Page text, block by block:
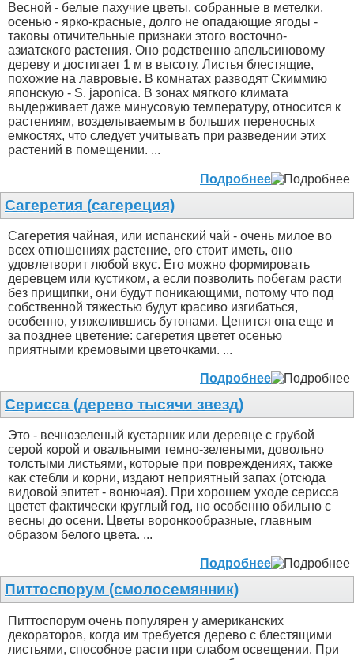
Весной - белые пахучие цветы, собранные в метелки,
осенью - ярко-красные, долго не опадающие ягоды -
таковы отичительные признаки этого восточно-
азиатского растения. Оно родственно апельсиновому
дереву и достигает 1 м в высоту. Листья блестящие,
похожие на лавровые. В комнатах разводят Скиммию
японскую - S. japonica. В зонах мягкого климата
выдерживает даже минусовую температуру, относится к
растениям, возделываемым в больших переносных
емкостях, что следует учитывать при разведении этих
растений в помещении. ...
Подробнее
Сагеретия (сагереция)
Сагеретия чайная, или испанский чай - очень милое во
всех отношениях растение, его стоит иметь, оно
удовлетворит любой вкус. Его можно формировать
деревцем или кустиком, а если позволить побегам расти
без прищипки, они будут поникающими, потому что под
собственной тяжестью будут красиво изгибаться,
особенно, утяжелившись бутонами. Ценится она еще и
за позднее цветение: сагеретия цветет осенью
приятными кремовыми цветочками. ...
Подробнее
Серисса (дерево тысячи звезд)
Это - вечнозеленый кустарник или деревце с грубой
серой корой и овальными темно-зелеными, довольно
толстыми листьями, которые при повреждениях, также
как стебли и корни, издают неприятный запах (отсюда
видовой эпитет - вонючая). При хорошем уходе серисса
цветет фактически круглый год, но особенно обильно с
весны до осени. Цветы воронкообразные, главным
образом белого цвета. ...
Подробнее
Питтоспорум (смолосемянник)
Питтоспорум очень популярен у американских
декораторов, когда им требуется дерево с блестящими
листьями, способное расти при слабом освещении. При